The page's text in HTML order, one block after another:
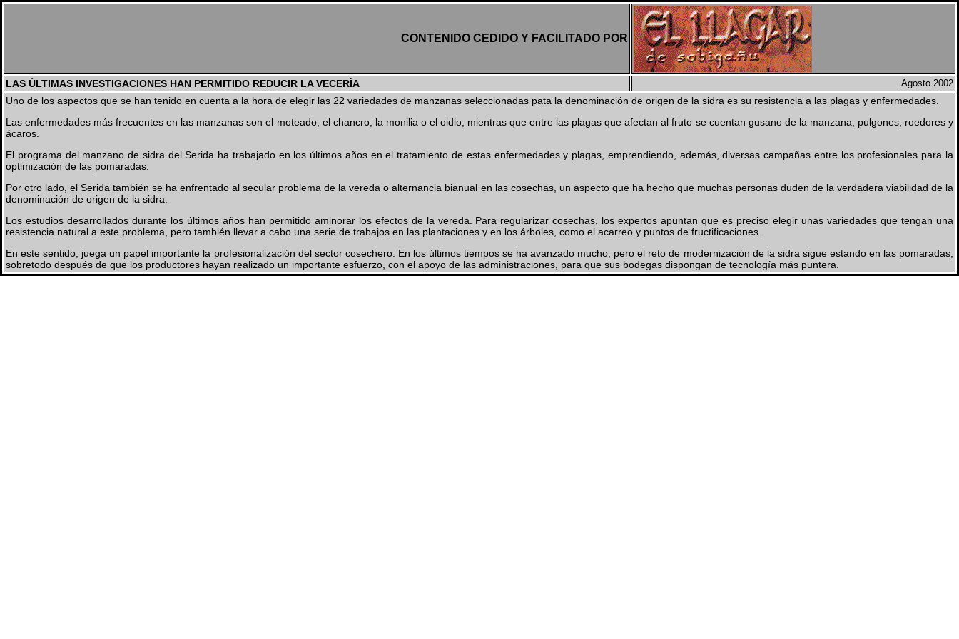
CONTENIDO CEDIDO Y FACILITADO POR
LAS ÚLTIMAS INVESTIGACIONES HAN PERMITIDO REDUCIR LA VECERÍA Agosto 2002
Uno de los aspectos que se han tenido en cuenta a la hora de elegir las 22 variedades de manzanas seleccionadas pata la denominación de origen de la sidra es su resistencia a las plagas y enfermedades.
Las enfermedades más frecuentes en las manzanas son el moteado, el chancro, la monilia o el oidio, mientras que entre las plagas que afectan al fruto se cuentan gusano de la manzana, pulgones, roedores y
ácaros.
El programa del manzano de sidra del Serida ha trabajado en los últimos años en el tratamiento de estas enfermedades y plagas, emprendiendo, además, diversas campañas entre los profesionales para la
optimización de las pomaradas.
Por otro lado, el Serida también se ha enfrentado al secular problema de la vereda o alternancia bianual en las cosechas, un aspecto que ha hecho que muchas personas duden de la verdadera viabilidad de la
denominación de origen de la sidra.
Los estudios desarrollados durante los últimos años han permitido aminorar los efectos de la vereda. Para regularizar cosechas, los expertos apuntan que es preciso elegir unas variedades que tengan una
resistencia natural a este problema, pero también llevar a cabo una serie de trabajos en las plantaciones y en los árboles, como el acarreo y puntos de fructificaciones.
En este sentido, juega un papel importante la profesionalización del sector cosechero. En los últimos tiempos se ha avanzado mucho, pero el reto de modernización de la sidra sigue estando en las pomaradas,
sobretodo después de que los productores hayan realizado un importante esfuerzo, con el apoyo de las administraciones, para que sus bodegas dispongan de tecnología más puntera.